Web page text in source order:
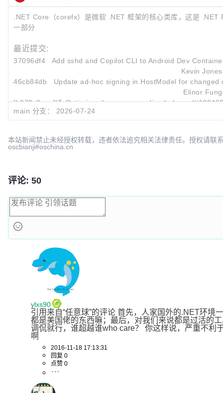
.NET Core（corefx）是微软 .NET 框架的核心类库，这是
一部分
最近提交:
37096df4
Add sshd and Copilot CLI to Android Dev
Kevin Jones
46cb84db
Update ad-hoc signing in HostModel for changed
Elinor Fung
fb070c0e
JIT: Optimize always suspending helpers
main 分支： 2026-07-24
本站新闻禁止未经授权转载，违者依法追究相关法律责任。授权请联
oscbianji#oschina.cn
评论: 50
ylxs90
引用来自“任意球”的评论 首先，人家国外的.NET环境
都是美国佬的东西嘛；最后，对我们来说都是过活的
调侃就行，谁超越谁who care？ 你这样说，严重不利
啊
2016-11-18 17:13:31
回复 0
点赞 0